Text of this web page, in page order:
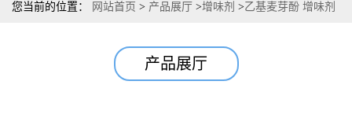
您当前的位置： 网站首页 > 产品展厅 >增味剂 >乙基麦芽酚 增味剂
产品展厅